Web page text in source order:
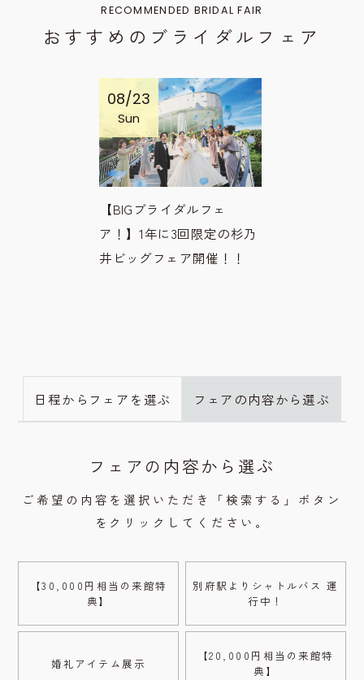
RECOMMENDED BRIDAL FAIR
おすすめのブライダルフェア
08/23
Sun
【BIGブライダルフェ
ア！】1年に3回限定の杉乃
井ビッグフェア開催！！
日程からフェアを選ぶ フェアの内容から選ぶ
フェアの内容から選ぶ
ご希望の内容を選択いただき「検索する」ボタン
をクリックしてください。
【30,000円相当の来館特
典】
別府駅よりシャトルバス 運
行中！
婚礼アイテム展示
【20,000円相当の来館特
典】